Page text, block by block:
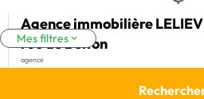
Mes filtres
Agence immobilière
rue de Bolton
agence